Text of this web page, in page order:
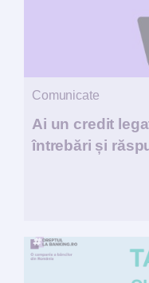
Comunicate
Ai un credit
întrebări și